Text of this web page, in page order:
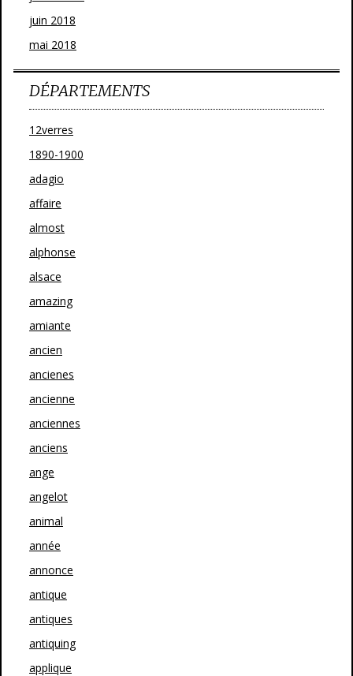
juin 2018
mai 2018
DÉPARTEMENTS
12verres
1890-1900
adagio
affaire
almost
alphonse
alsace
amazing
amiante
ancien
ancienes
ancienne
anciennes
anciens
ange
angelot
animal
année
annonce
antique
antiques
antiquing
applique